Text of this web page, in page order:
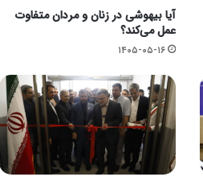
آیا بیهوشی در زنان و مردان متفاوت
عمل می‌کند؟
۱۴۰۵-۰۵-۱۶